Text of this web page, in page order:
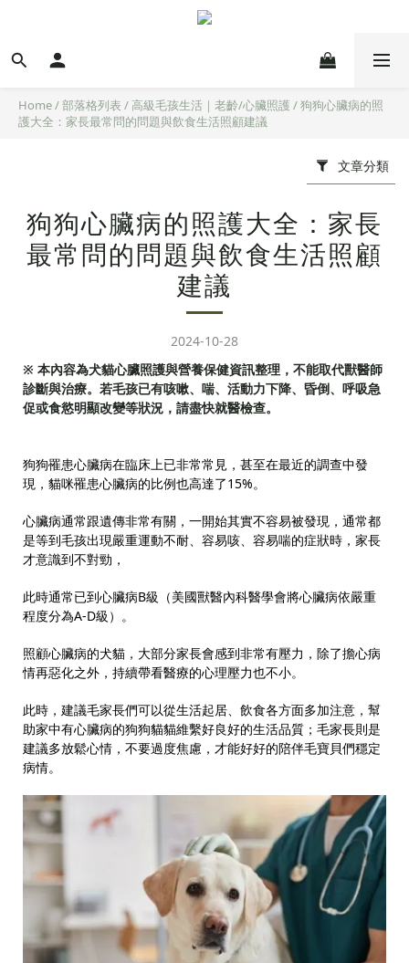
Home/部落格列表 /高級毛孩生活｜老齡/心臟照護 /狗狗心臟病的照
護大全：家長最常問的問題與飲食生活照顧建議
文章分類
狗狗心臟病的照護大全：家長
最常問的問題與飲食生活照顧
建議
2024-10-28
※ 本內容為犬貓心臟照護與營養保健資訊整理，不能取代獸醫師
診斷與治療。若毛孩已有咳嗽、喘、活動力下降、昏倒、呼吸急
促或食慾明顯改變等狀況，請盡快就醫檢查。
狗狗罹患心臟病在臨床上已非常常見，甚至在最近的調查中發
現，貓咪罹患心臟病的比例也高達了15%。
心臟病通常跟遺傳非常有關，一開始其實不容易被發現，通常都
是等到毛孩出現嚴重運動不耐、容易咳、容易喘的症狀時，家長
才意識到不對勁，
此時通常已到心臟病B級（美國獸醫內科醫學會將心臟病依嚴重
程度分為A-D級）。
照顧心臟病的犬貓，大部分家長會感到非常有壓力，除了擔心病
情再惡化之外，持續帶看醫療的心理壓力也不小。
此時，建議毛家長們可以從生活起居、飲食各方面多加注意，幫
助家中有心臟病的狗狗貓貓維繫好良好的生活品質；毛家長則是
建議多放鬆心情，不要過度焦慮，才能好好的陪伴毛寶貝們穩定
病情。